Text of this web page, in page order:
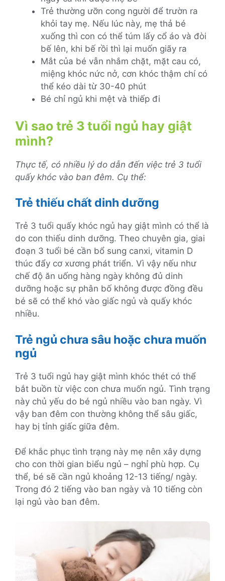
Trẻ thường ưỡn cong người để trườn ra
khỏi tay mẹ. Nếu lúc này, mẹ thả bé
xuống thì con có thể túm lấy cổ áo và đòi
bế lên, khi bế rồi thì lại muốn giãy ra
Mắt của bé vẫn nhắm chặt, mặt cau có,
miệng khóc nức nở, cơn khóc thậm chí có
thể kéo dài từ 30-40 phút
Bé chỉ ngủ khi mệt và thiếp đi
Vì sao trẻ 3 tuổi ngủ hay giật
mình?
Thực tế, có nhiều lý do dẫn đến việc trẻ 3 tuổi
quấy khóc vào ban đêm. Cụ thể:
Trẻ thiếu chất dinh dưỡng
Trẻ 3 tuổi quấy khóc ngủ hay giật mình có thể là
do con thiếu dinh dưỡng. Theo chuyên gia, giai
đoạn 3 tuổi bé cần bổ sung canxi, vitamin D
thúc đẩy cơ xương phát triển. Vì vậy nếu như
chế độ ăn uống hàng ngày không đủ dinh
dưỡng hoặc sự phân bố không được đồng đều
bé sẽ có thể khó vào giấc ngủ và quấy khóc
nhiều.
Trẻ ngủ chưa sâu hoặc chưa muốn
ngủ
Trẻ 3 tuổi ngủ hay giật mình khóc thét có thể
bắt buồn từ việc con chưa muốn ngủ. Tình trạng
này chủ yếu do bé ngủ nhiều vào ban ngày. Vì
vậy ban đêm con thường không thể sâu giấc,
hay bị tỉnh giấc giữa đêm.
Để khắc phục tình trạng này mẹ nên xây dựng
cho con thời gian biểu ngủ – nghỉ phù hợp. Cụ
thể, bé sẽ cần ngủ khoảng 12-13 tiếng/ ngày.
Trong đó 2 tiếng vào ban ngày và 10 tiếng còn
lại ngủ vào ban đêm.